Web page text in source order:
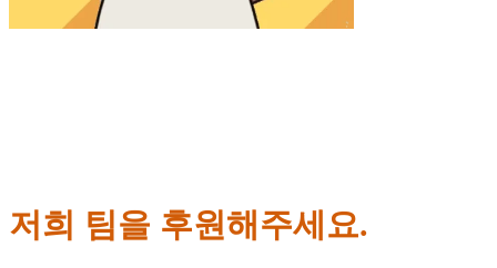
저희 팀을 후원해주세요.